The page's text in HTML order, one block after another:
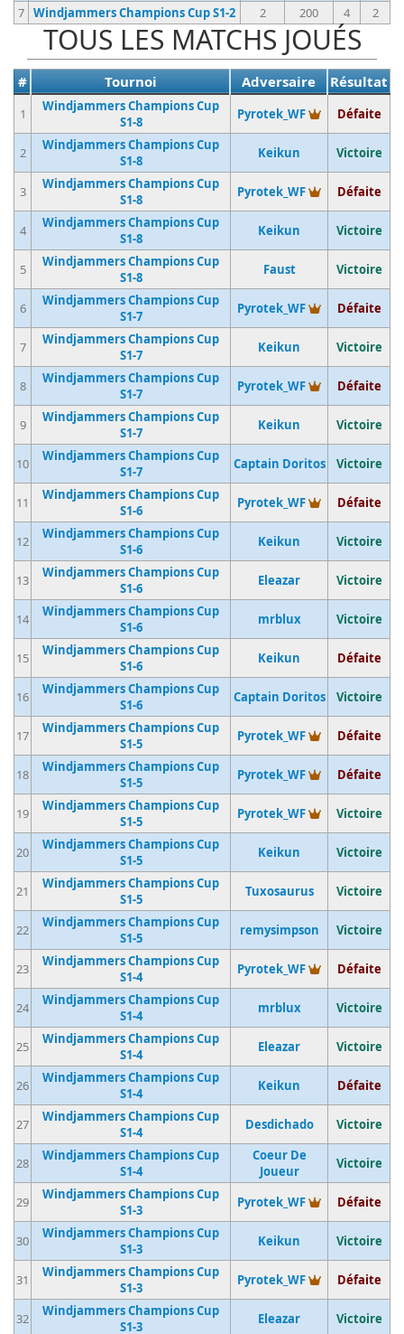
7 Windjammers Champions Cup S1-2 2 200 4 2
TOUS LES MATCHS JOUÉS
# Tournoi Adversaire Résultat
1
Windjammers Champions Cup
S1-8
Pyrotek_WF Vainqueur
Défaite
2
Windjammers Champions Cup
S1-8
Keikun Victoire
3
Windjammers Champions Cup
S1-8
Pyrotek_WF Vainqueur
Défaite
4
Windjammers Champions Cup
S1-8
Keikun Victoire
5
Windjammers Champions Cup
S1-8
Faust Victoire
6
Windjammers Champions Cup
S1-7
Pyrotek_WF Vainqueur
Défaite
7
Windjammers Champions Cup
S1-7
Keikun Victoire
8
Windjammers Champions Cup
S1-7
Pyrotek_WF Vainqueur
Défaite
9
Windjammers Champions Cup
S1-7
Keikun Victoire
10
Windjammers Champions Cup
S1-7
Captain Doritos Victoire
11
Windjammers Champions Cup
S1-6
Pyrotek_WF Vainqueur
Défaite
12
Windjammers Champions Cup
S1-6
Keikun Victoire
13
Windjammers Champions Cup
S1-6
Eleazar Victoire
14
Windjammers Champions Cup
S1-6
mrblux Victoire
15
Windjammers Champions Cup
S1-6
Keikun Défaite
16
Windjammers Champions Cup
S1-6
Captain Doritos Victoire
17
Windjammers Champions Cup
S1-5
Pyrotek_WF Vainqueur
Défaite
18
Windjammers Champions Cup
S1-5
Pyrotek_WF Vainqueur
Défaite
19
Windjammers Champions Cup
S1-5
Pyrotek_WF Vainqueur
Victoire
20
Windjammers Champions Cup
S1-5
Keikun Victoire
21
Windjammers Champions Cup
S1-5
Tuxosaurus Victoire
22
Windjammers Champions Cup
S1-5
remysimpson Victoire
23
Windjammers Champions Cup
S1-4
Pyrotek_WF Vainqueur
Défaite
24
Windjammers Champions Cup
S1-4
mrblux Victoire
25
Windjammers Champions Cup
S1-4
Eleazar Victoire
26
Windjammers Champions Cup
S1-4
Keikun Défaite
27
Windjammers Champions Cup
S1-4
Desdichado Victoire
28
Windjammers Champions Cup
S1-4
Coeur De
Joueur
Victoire
29
Windjammers Champions Cup
S1-3
Pyrotek_WF Vainqueur
Défaite
30
Windjammers Champions Cup
S1-3
Keikun Victoire
31
Windjammers Champions Cup
S1-3
Pyrotek_WF Vainqueur
Défaite
32
Windjammers Champions Cup
S1-3
Eleazar Victoire